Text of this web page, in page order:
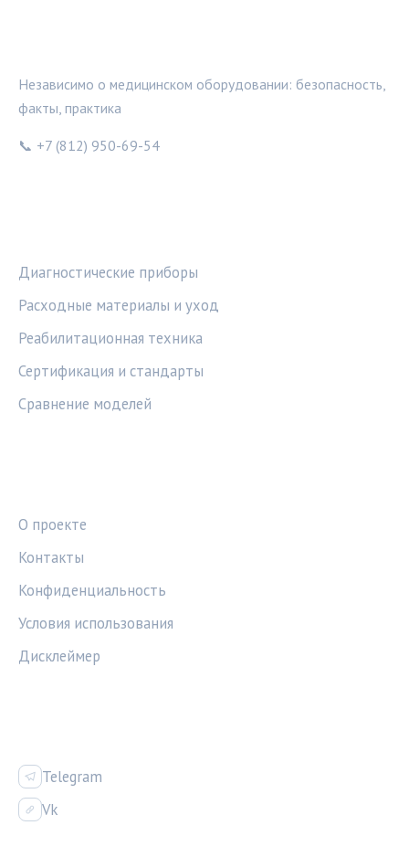
Независимо о медицинском оборудовании: безопасность,
факты, практика
📞 +7 (812) 950-69-54
Диагностические приборы
Расходные материалы и уход
Реабилитационная техника
Сертификация и стандарты
Сравнение моделей
О проекте
Контакты
Конфиденциальность
Условия использования
Дисклеймер
Telegram
Vk